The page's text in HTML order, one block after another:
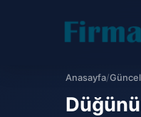
Anasayfa/